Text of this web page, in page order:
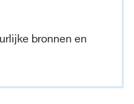
bronnen en